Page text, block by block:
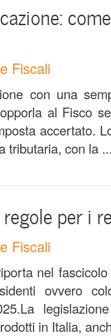
Fiscali
con una
al Fisco
accertato.
tributaria, con la
per i
Fiscali
nel
ovvero
in Italia,